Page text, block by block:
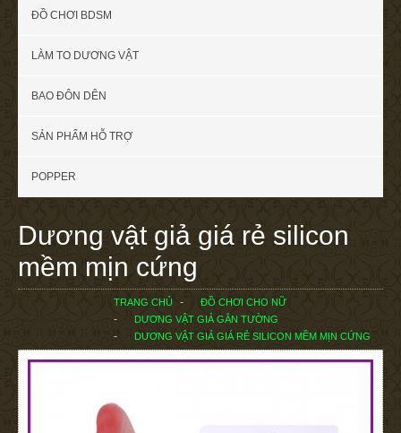
ĐỒ CHƠI BDSM
LÀM TO DƯƠNG VẬT
BAO ĐÔN DÊN
SẢN PHẨM HỖ TRỢ
POPPER
Dương vật giả giá rẻ silicon
mềm mịn cứng
TRANG CHỦ
ĐỒ CHƠI CHO NỮ
DƯƠNG VẬT GIẢ GẮN TƯỜNG
DƯƠNG VẬT GIẢ GIÁ RẺ SILICON MỀM MỊN CỨNG